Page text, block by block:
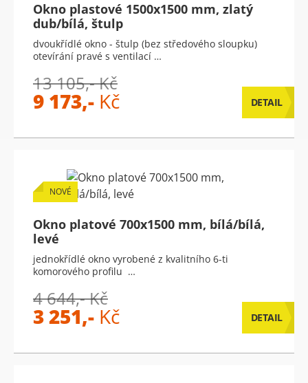
Okno plastové 1500x1500 mm, zlatý
dub/bílá, štulp
dvoukřídlé okno - štulp (bez středového sloupku)
otevírání pravé s ventilací …
13 105,- Kč
9 173,- Kč DETAIL
NOVÉ
Okno platové 700x1500 mm, bílá/bílá,
levé
jednokřídlé okno vyrobené z kvalitního 6-ti
komorového profilu …
4 644,- Kč
3 251,- Kč DETAIL